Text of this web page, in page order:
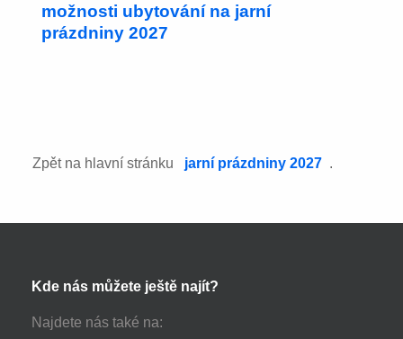
možnosti ubytování na jarní
prázdniny 2027
Zpět na hlavní stránku jarní prázdniny 2027 .
Kde nás můžete ještě najít?
Najdete nás také na: